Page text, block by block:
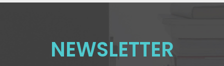
NEWSLETTER